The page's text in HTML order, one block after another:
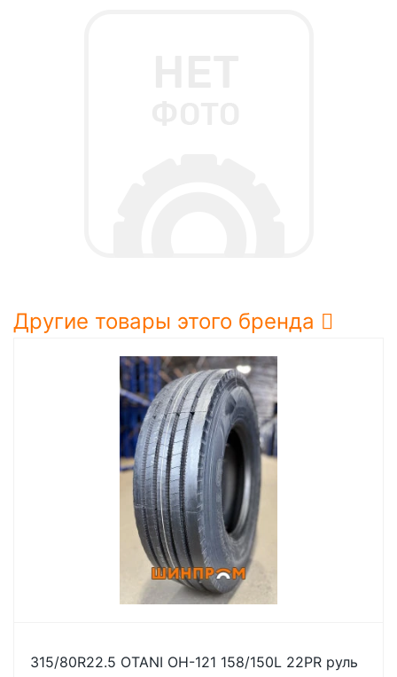
Другие товары этого бренда
315/80R22.5 OTANI OH-121 158/150L 22PR руль